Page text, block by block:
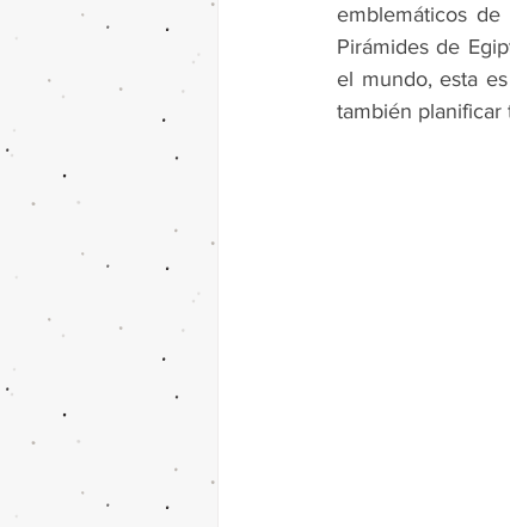
emblemáticos
Pirámides de
el mundo, esta
también planificar